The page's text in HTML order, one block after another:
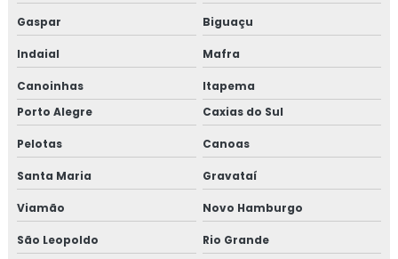
Gaspar Biguaçu
Indaial Mafra
Canoinhas
Itapema
Porto Alegre
Caxias do Sul
Pelotas Canoas
Santa Maria Gravataí
Viamão Novo Hamburgo
São Leopoldo Rio Grande